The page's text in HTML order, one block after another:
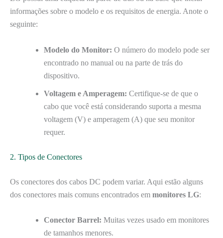
informações sobre o modelo e os requisitos de energia. Anote o
seguinte:
Modelo do Monitor: O número do modelo pode ser
encontrado no manual ou na parte de trás do
dispositivo.
Voltagem e Amperagem: Certifique-se de que o
cabo que você está considerando suporta a mesma
voltagem (V) e amperagem (A) que seu monitor
requer.
2. Tipos de Conectores
Os conectores dos cabos DC podem variar. Aqui estão alguns
dos conectores mais comuns encontrados em monitores LG:
Conector Barrel: Muitas vezes usado em monitores
de tamanhos menores.